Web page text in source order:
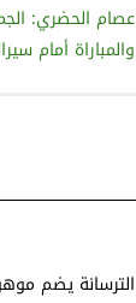
عصام الحضري:
والمباراة أمام
الترسانة يضم